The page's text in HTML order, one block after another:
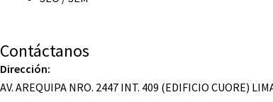
Contáctanos
Dirección:
AV. AREQUIPA NRO. 2447 INT. 409 (EDIFICIO CUORE)